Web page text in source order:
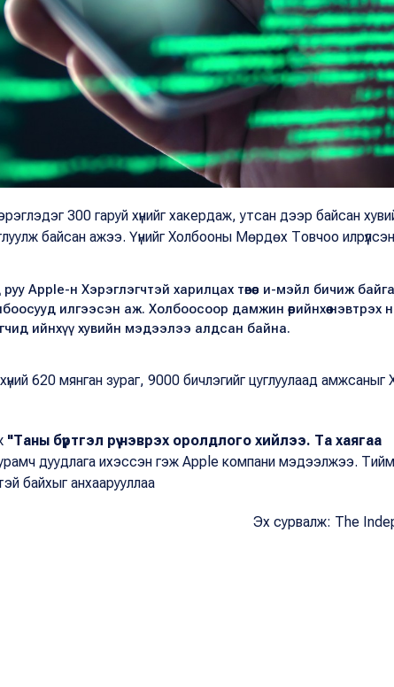
300 гаруй хүнийг хакердаж, утсан дээр байсан
байсан ажээ. Үүнийг Холбооны Мөрдөх Товчоо
Apple-н Хэрэглэгчтэй харилцах төвөөс и-мэйл бичиж
илгээсэн аж. Холбоосоор дамжин өөрийнхөө нэвтрэх
ийнхүү хувийн мэдээлээ алдсан байна.
620 мянган зураг, 9000 бичлэгийг цуглуулаад
"Таны бүртгэл рүү нэврэх оролдлого хийлээ. Та хаягаа
дуудлага ихэссэн гэж Apple компани мэдээлжээ.
байхыг анхаарууллаа
Эх сурвалж: The